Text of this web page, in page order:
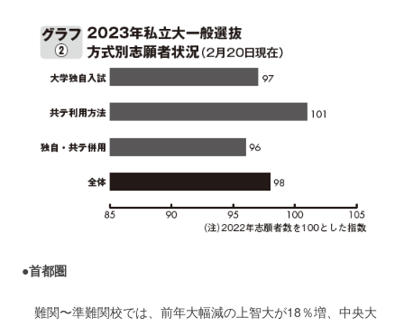
●首都圏
難関〜準難関校では、前年大幅減の上智大が18％増、中央大